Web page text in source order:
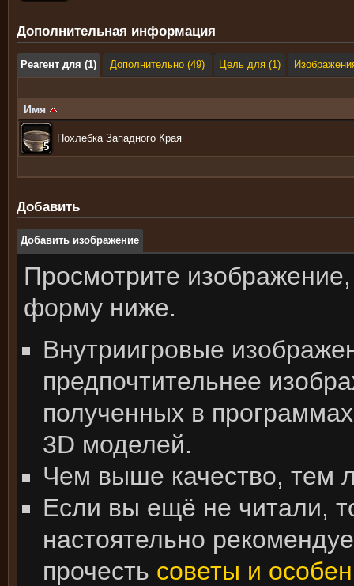
Дополнительная информация
Реагент для (1) Дополнительно (49) Цель для (1)
Имя
5
5
5
5
5
5
5
5
5
Похлебка Западного Края
Добавить
Добавить изображение
Просмотрите изображение,
форму ниже.
Внутриигровые
предпочтительнее
полученных в
3D моделей.
Чем выше качество, тем
Если вы ещё не читали,
настоятельно
прочесть советы и